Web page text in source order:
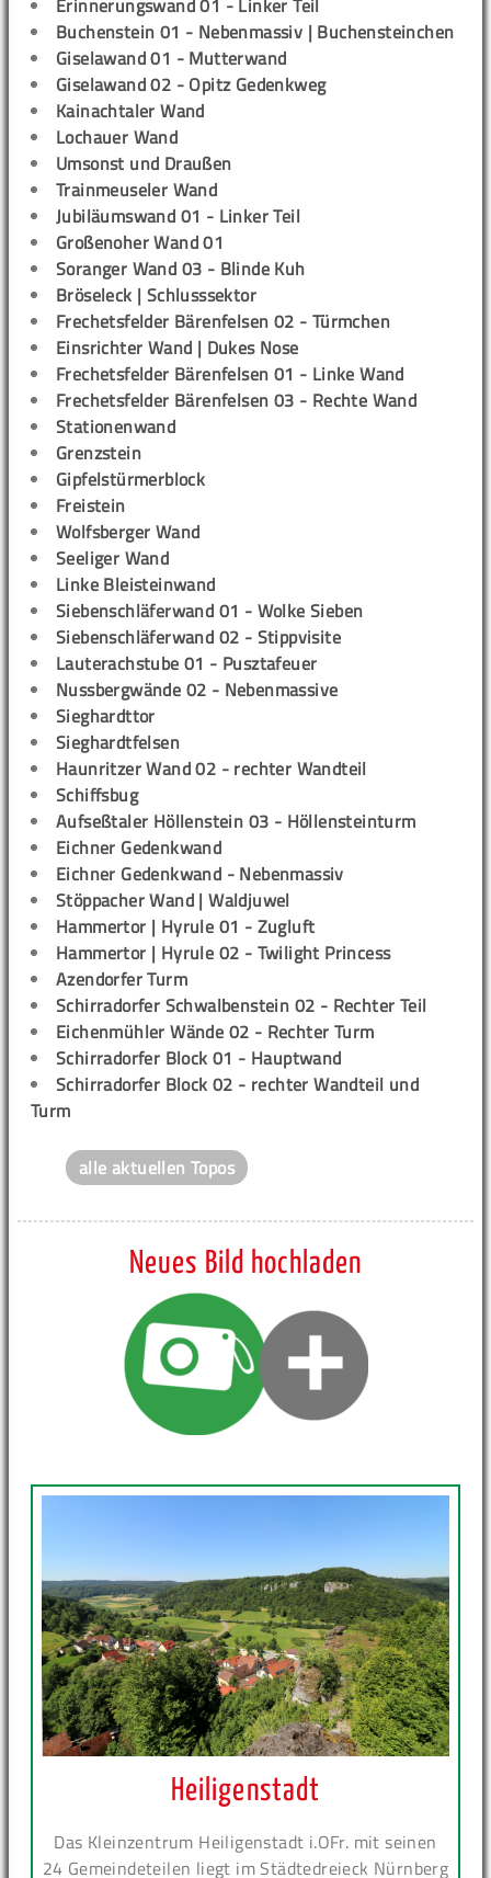
Buchenstein 01 - Nebenmassiv | Buchensteinchen
Giselawand 01 - Mutterwand
Giselawand 02 - Opitz Gedenkweg
Kainachtaler Wand
Lochauer Wand
Umsonst und Draußen
Trainmeuseler Wand
Jubiläumswand 01 - Linker Teil
Großenoher Wand 01
Soranger Wand 03 - Blinde Kuh
Bröseleck | Schlusssektor
Frechetsfelder Bärenfelsen 02 - Türmchen
Einsrichter Wand | Dukes Nose
Frechetsfelder Bärenfelsen 01 - Linke Wand
Frechetsfelder Bärenfelsen 03 - Rechte Wand
Stationenwand
Grenzstein
Gipfelstürmerblock
Freistein
Wolfsberger Wand
Seeliger Wand
Linke Bleisteinwand
Siebenschläferwand 01 - Wolke Sieben
Siebenschläferwand 02 - Stippvisite
Lauterachstube 01 - Pusztafeuer
Nussbergwände 02 - Nebenmassive
Sieghardttor
Sieghardtfelsen
Haunritzer Wand 02 - rechter Wandteil
Schiffsbug
Aufseßtaler Höllenstein 03 - Höllensteinturm
Eichner Gedenkwand
Eichner Gedenkwand - Nebenmassiv
Stöppacher Wand | Waldjuwel
Hammertor | Hyrule 01 - Zugluft
Hammertor | Hyrule 02 - Twilight Princess
Azendorfer Turm
Schirradorfer Schwalbenstein 02 - Rechter Teil
Eichenmühler Wände 02 - Rechter Turm
Schirradorfer Block 01 - Hauptwand
Schirradorfer Block 02 - rechter Wandteil und
Turm
alle aktuellen Topos
Neues Bild hochladen
Heiligenstadt
Das Kleinzentrum Heiligenstadt i.OFr. mit seinen
24 Gemeindeteilen liegt im Städtedreieck Nürnberg